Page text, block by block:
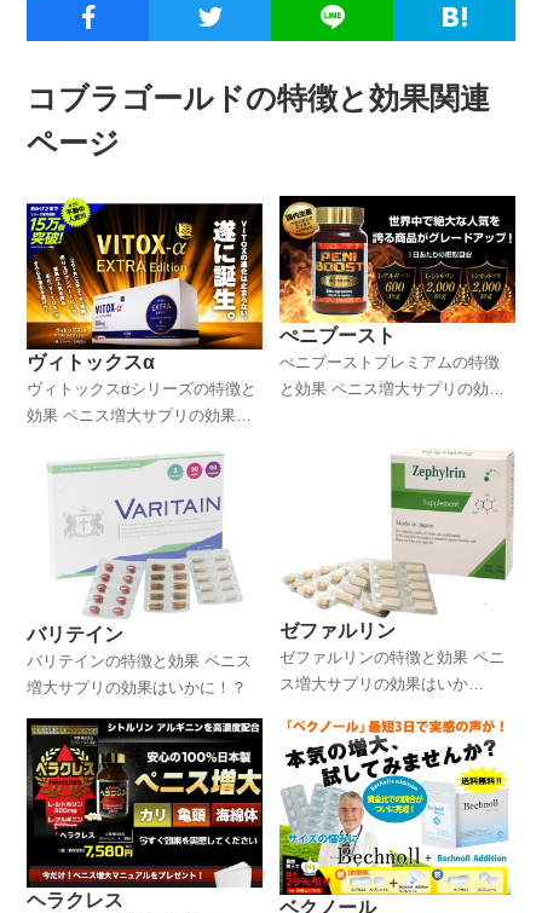
コブラゴールドの特徴と効果関連
ページ
ヴィトックスα
ヴィトックスαシリーズの特徴と
効果 ペニス増大サプリの効果は
ぺニブースト
ぺニブーストプレミアムの特徴
と効果 ペニス増大サプリの効果
バリテイン
バリテインの特徴と効果 ペニス
増大サプリの効果はいかに！？
ゼファルリン
ゼファルリンの特徴と効果 ペニ
ス増大サプリの効果はいか
ヘラクレス ベクノール